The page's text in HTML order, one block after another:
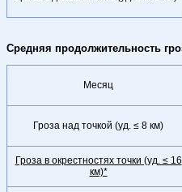
Средняя продолжительность
Месяц
Гроза над точкой (уд. ≤ 8 км)
Гроза в окрестностях точки (уд. ≤ 16
км)*